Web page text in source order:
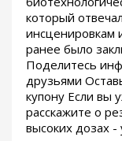
который
инсценировкам
ранее было
Поделитесь
друзьями
купону Если вы
расскажите о
высоких дозах -